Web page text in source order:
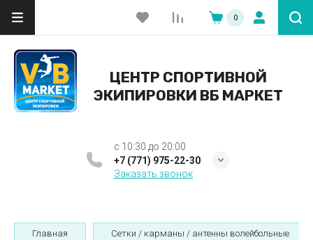
0
ЦЕНТР СПОРТИВНОЙ
ЭКИПИРОВКИ ВБ МАРКЕТ
c 10:30 до 20:00
+7 (771) 975-22-30
Заказать звонок
Главная Сетки / карманы / антенны волейбольные